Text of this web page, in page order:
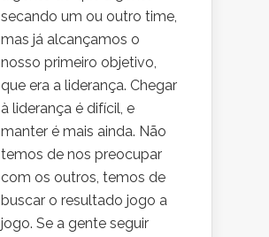
secando um ou outro time,
mas já alcançamos o
nosso primeiro objetivo,
que era a liderança. Chegar
à liderança é difícil, e
manter é mais ainda. Não
temos de nos preocupar
com os outros, temos de
buscar o resultado jogo a
jogo. Se a gente seguir